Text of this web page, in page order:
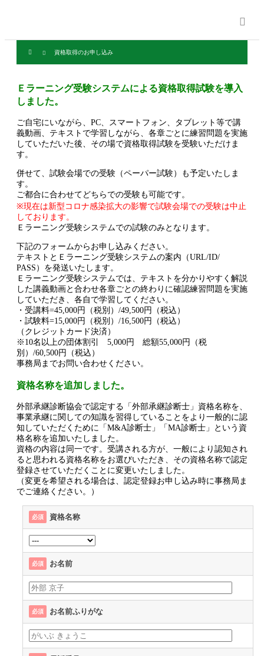
資格取得のお申し込み
Ｅラーニング受験システムによる資格取得試験を導入
しました。
ご自宅にいながら、PC、スマートフォン、タブレット等で講
義動画、テキストで学習しながら、各章ごとに練習問題を実施
していただいた後、その場で資格取得試験を受験いただけま
す。
併せて、試験会場での受験（ペーパー試験）も予定いたしま
す。
ご都合に合わせてどちらでの受験も可能です。
※現在は新型コロナ感染拡大の影響で試験会場での受験は中止
しております。
Ｅラーニング受験システムでの試験のみとなります。
下記のフォームからお申し込みください。
テキストとＥラーニング受験システムの案内（URL/ID/
PASS）を発送いたします。
Ｅラーニング受験システムでは、テキストを分かりやすく解説
した講義動画と合わせ各章ごとの終わりに確認練習問題を実施
していただき、各自で学習してください。
・受講料=45,000円（税別）/49,500円（税込）
・試験料=15,000円（税別）/16,500円（税込）
（クレジットカード決済）
※10名以上の団体割引 5,000円 総額55,000円（税
別）/60,500円（税込）
事務局までお問い合わせください。
資格名称を追加しました。
外部承継診断協会で認定する「外部承継診断士」資格名称を、
事業承継に関しての知識を習得していることをより一般的に認
知していただくために「M&A診断士」「MA診断士」という資
格名称を追加いたしました。
資格の内容は同一です。受講される方が、一般により認知され
ると思われる資格名称をお選びいただき、その資格名称で認定
登録させていただくことに変更いたしました。
（変更を希望される場合は、認定登録お申し込み時に事務局ま
でご連絡ください。）
必須 資格名称
必須 お名前
必須 お名前ふりがな